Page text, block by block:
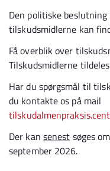
Den politiske
tilskudsmidlerne kan
Få overblik over
Tilskudsmidlerne
Har du spørgsmål til
du kontakte os på mail
Der kan senest søges
september 2026.